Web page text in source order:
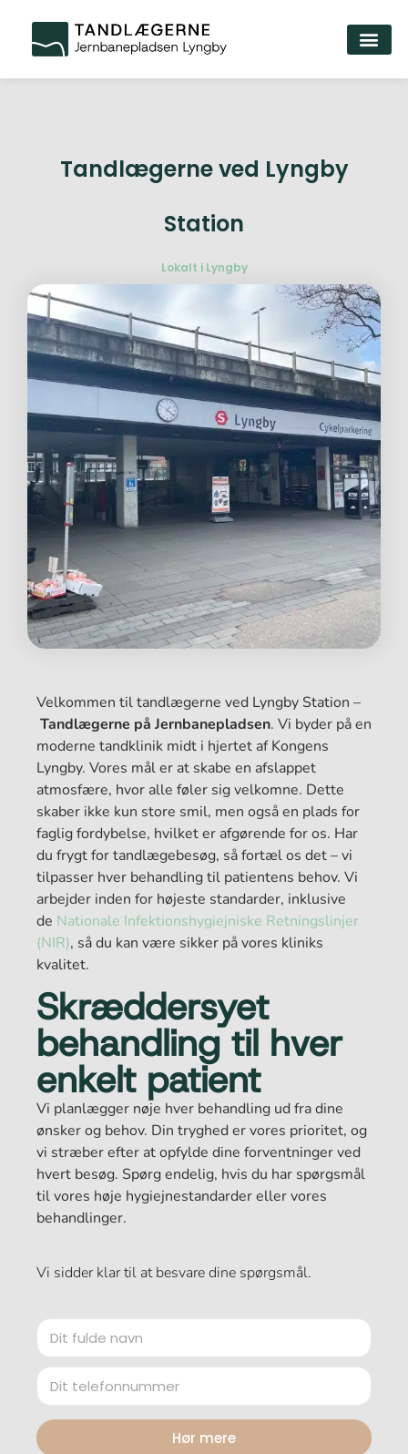
Tandlægerne ved Lyngby
Station
Lokalt i Lyngby
Velkommen til tandlægerne ved Lyngby Station –
Tandlægerne på Jernbanepladsen. Vi byder på en
moderne tandklinik midt i hjertet af Kongens
Lyngby. Vores mål er at skabe en afslappet
atmosfære, hvor alle føler sig velkomne. Dette
skaber ikke kun store smil, men også en plads for
faglig fordybelse, hvilket er afgørende for os. Har
du frygt for tandlægebesøg, så fortæl os det – vi
tilpasser hver behandling til patientens behov. Vi
arbejder inden for højeste standarder, inklusive
de Nationale Infektionshygiejniske Retningslinjer
(NIR), så du kan være sikker på vores kliniks
kvalitet.
Skræddersyet
behandling til hver
enkelt patient
Vi planlægger nøje hver behandling ud fra dine
ønsker og behov. Din tryghed er vores prioritet, og
vi stræber efter at opfylde dine forventninger ved
hvert besøg. Spørg endelig, hvis du har spørgsmål
til vores høje hygiejnestandarder eller vores
behandlinger.
Vi sidder klar til at besvare dine spørgsmål.
D
f
u
d
e
D
t
e
Hør mere